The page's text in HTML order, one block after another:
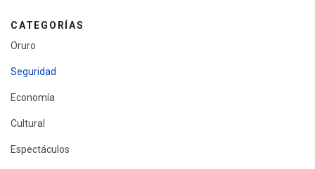
CATEGORÍAS
Oruro
Seguridad
Economía
Cultural
Espectáculos